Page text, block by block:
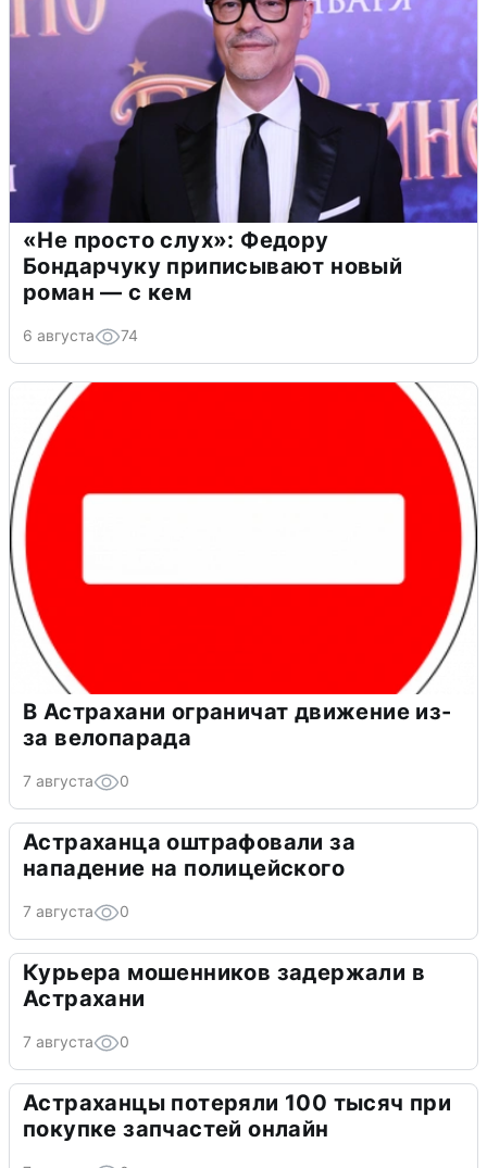
«Не просто слух»: Федору
Бондарчуку приписывают новый
роман — с кем
6 августа 74
В Астрахани ограничат движение из-
за велопарада
7 августа 0
Астраханца оштрафовали за
нападение на полицейского
7 августа 0
Курьера мошенников задержали в
Астрахани
7 августа 0
Астраханцы потеряли 100 тысяч при
покупке запчастей онлайн